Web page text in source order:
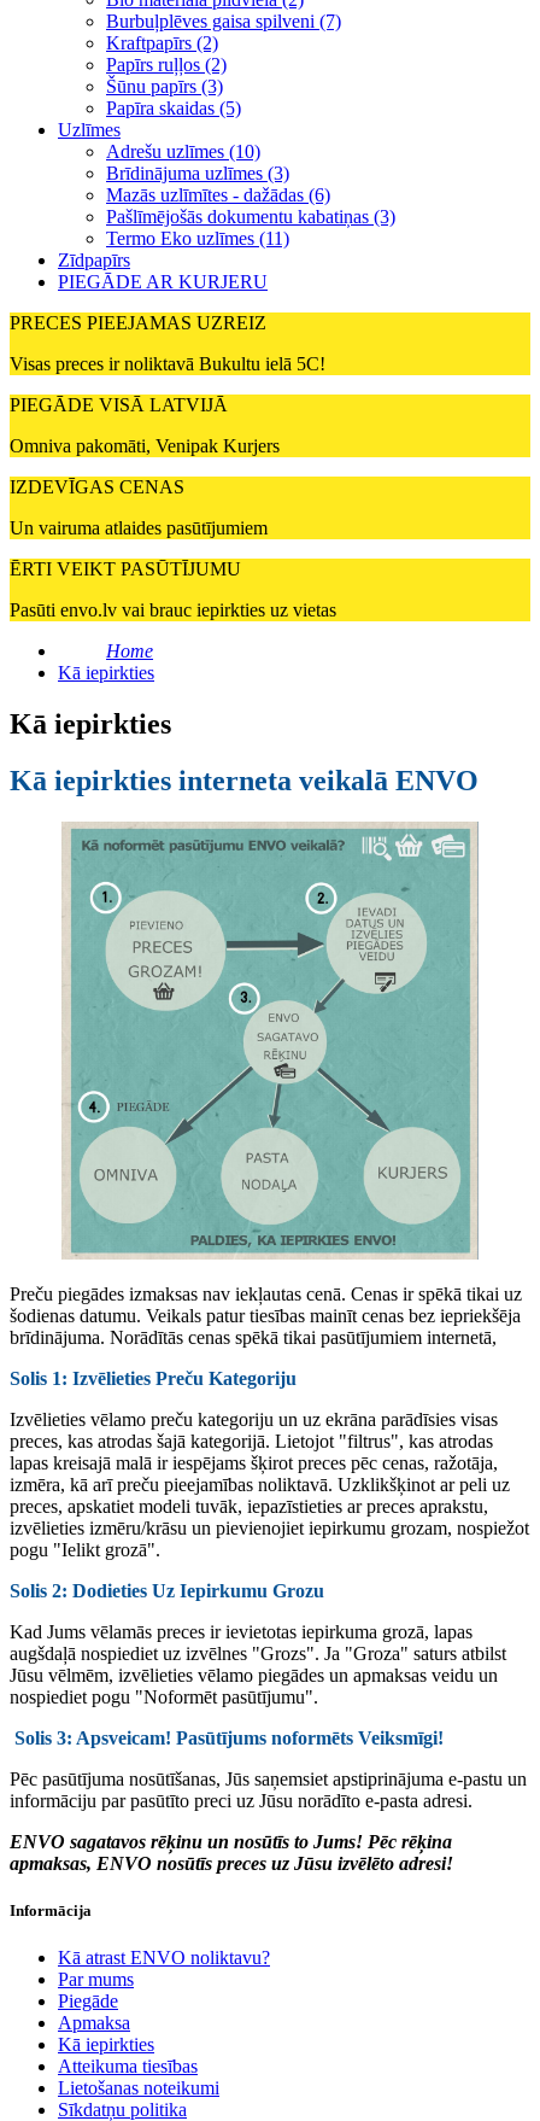
Burbuļplēves gaisa spilveni (7)
Kraftpapīrs (2)
Papīrs ruļļos (2)
Šūnu papīrs (3)
Papīra skaidas (5)
Uzlīmes
Adrešu uzlīmes (10)
Brīdinājuma uzlīmes (3)
Mazās uzlīmītes - dažādas (6)
Pašlīmējošās dokumentu kabatiņas (3)
Termo Eko uzlīmes (11)
Zīdpapīrs
PIEGĀDE AR KURJERU
PRECES PIEEJAMAS UZREIZ
Visas preces ir noliktavā Bukultu ielā 5C!
PIEGĀDE VISĀ LATVIJĀ
Omniva pakomāti, Venipak Kurjers
IZDEVĪGAS CENAS
Un vairuma atlaides pasūtījumiem
ĒRTI VEIKT PASŪTĪJUMU
Pasūti envo.lv vai brauc iepirkties uz vietas
Home
Kā iepirkties
Kā iepirkties
Kā iepirkties interneta veikalā ENVO
Preču piegādes izmaksas nav iekļautas cenā. Cenas ir spēkā tikai uz
šodienas datumu. Veikals patur tiesības mainīt cenas bez iepriekšēja
brīdinājuma. Norādītās cenas spēkā tikai pasūtījumiem internetā,
Solis 1: Izvēlieties Preču Kategoriju
Izvēlieties vēlamo preču kategoriju un uz ekrāna parādīsies visas
preces, kas atrodas šajā kategorijā. Lietojot "filtrus", kas atrodas
lapas kreisajā malā ir iespējams šķirot preces pēc cenas, ražotāja,
izmēra, kā arī preču pieejamības noliktavā. Uzklikšķinot ar peli uz
preces, apskatiet modeli tuvāk, iepazīstieties ar preces aprakstu,
izvēlieties izmēru/krāsu un pievienojiet iepirkumu grozam, nospiežot
pogu "Ielikt grozā".
Solis 2: Dodieties Uz Iepirkumu Grozu
Kad Jums vēlamās preces ir ievietotas iepirkuma grozā, lapas
augšdaļā nospiediet uz izvēlnes "Grozs". Ja "Groza" saturs atbilst
Jūsu vēlmēm, izvēlieties vēlamo piegādes un apmaksas veidu un
nospiediet pogu "Noformēt pasūtījumu".
Solis 3: Apsveicam! Pasūtījums noformēts Veiksmīgi!
Pēc pasūtījuma nosūtīšanas, Jūs saņemsiet apstiprinājuma e-pastu un
informāciju par pasūtīto preci uz Jūsu norādīto e-pasta adresi.
ENVO sagatavos rēķinu un nosūtīs to Jums! Pēc rēķina
apmaksas, ENVO nosūtīs preces uz Jūsu izvēlēto adresi!
Informācija
Kā atrast ENVO noliktavu?
Par mums
Piegāde
Apmaksa
Kā iepirkties
Atteikuma tiesības
Lietošanas noteikumi
Sīkdatņu politika